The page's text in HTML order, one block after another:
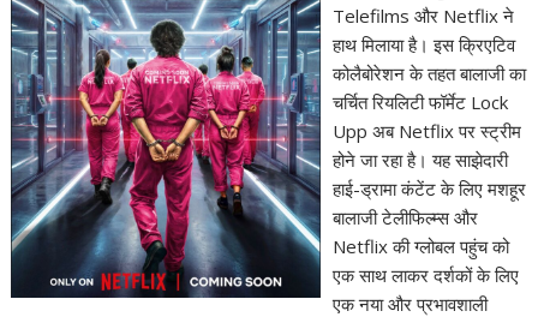
Telefilms और Netflix ने
हाथ मिलाया है। इस क्रिएटिव
कोलैबोरेशन के तहत बालाजी का
चर्चित रियलिटी फॉर्मेट Lock
Upp अब Netflix पर स्ट्रीम
होने जा रहा है। यह साझेदारी
हाई-ड्रामा कंटेंट के लिए मशहूर
बालाजी टेलीफिल्म्स और
Netflix की ग्लोबल पहुंच को
एक साथ लाकर दर्शकों के लिए
एक नया और प्रभावशाली